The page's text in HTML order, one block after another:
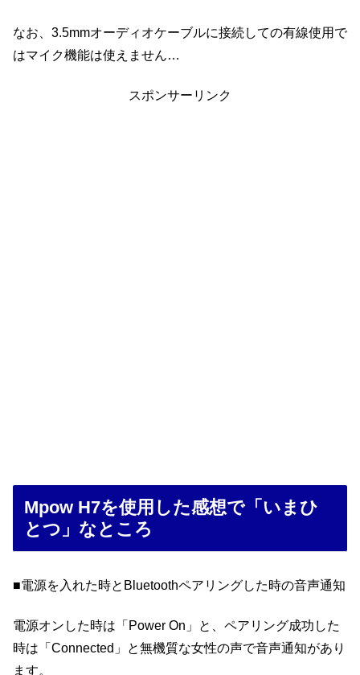
なお、3.5mmオーディオケーブルに接続しての有線使用で
はマイク機能は使えません…
スポンサーリンク
Mpow H7を使用した感想で「いまひ
とつ」なところ
■電源を入れた時とBluetoothペアリングした時の音声通知
電源オンした時は「Power On」と、ペアリング成功した
時は「Connected」と無機質な女性の声で音声通知があり
ます。